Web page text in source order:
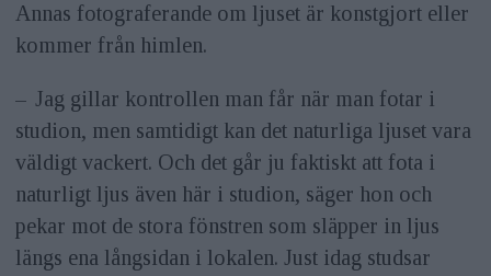
Annas fotograferande om ljuset är konstgjort eller
kommer från himlen.
– Jag gillar kontrollen man får när man fotar i
studion, men samtidigt kan det naturliga ljuset vara
väldigt vackert. Och det går ju faktiskt att fota i
naturligt ljus även här i studion, säger hon och
pekar mot de stora fönstren som släpper in ljus
längs ena långsidan i lokalen. Just idag studsar